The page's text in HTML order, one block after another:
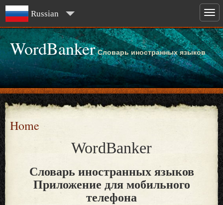
Russian
WordBanker Словарь иностранных языков
Home
WordBanker
Словарь иностранных языков
Приложение для мобильного
телефона